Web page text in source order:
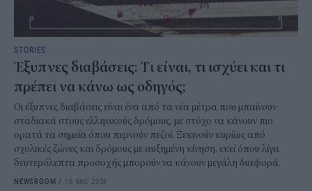
STORIES
Έξυπνες διαβάσεις: Tι είναι, τι ισχύει και τι
πρέπει να κάνω ως οδηγός;
Οι έξυπνες διαβάσεις είναι ένα από τα νέα μέτρα που μπαίνουν
σταδιακά στους ελληνικούς δρόμους, με στόχο να κάνουν πιο
ορατά τα σημεία όπου περνούν πεζοί. Ξεκινούν κυρίως από
σχολικές ζώνες και δρόμους με αυξημένη κίνηση, εκεί όπου λίγα
δευτερόλεπτα προσοχής μπορούν να κάνουν μεγάλη διαφορά.
NEWSROOM / 16 Μαΐ 2026